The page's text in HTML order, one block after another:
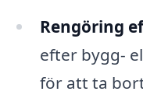
Rengöring
efter bygg-
för att ta